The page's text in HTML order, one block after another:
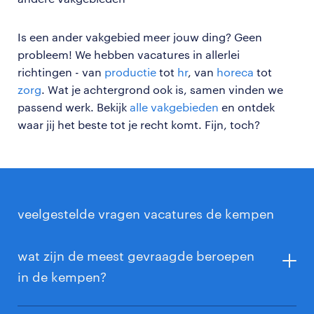
Is een ander vakgebied meer jouw ding? Geen
probleem! We hebben vacatures in allerlei
richtingen - van productie tot hr, van horeca tot
zorg. Wat je achtergrond ook is, samen vinden we
passend werk. Bekijk alle vakgebieden en ontdek
waar jij het beste tot je recht komt. Fijn, toch?
veelgestelde vragen vacatures de kempen
wat zijn de meest gevraagde beroepen
in de kempen?